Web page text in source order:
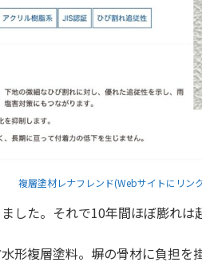
複層塗材レナフレンド(Webサイトにリン
た。それで10年間ほぼ膨れは
形複層塗料。塀の骨材に負担